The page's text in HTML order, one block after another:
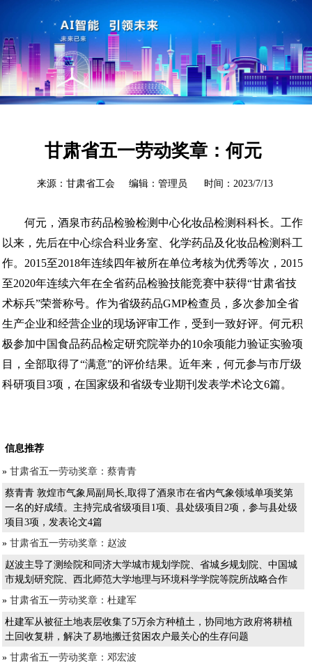
甘肃省五一劳动奖章：何元
来源：甘肃省工会 编辑：管理员 时间：2023/7/13
何元，酒泉市药品检验检测中心化妆品检测科科长。工作
以来，先后在中心综合科业务室、化学药品及化妆品检测科工
作。2015至2018年连续四年被所在单位考核为优秀等次，2015
至2020年连续六年在全省药品检验技能竞赛中获得“甘肃省技
术标兵”荣誉称号。作为省级药品GMP检查员，多次参加全省
生产企业和经营企业的现场评审工作，受到一致好评。何元积
极参加中国食品药品检定研究院举办的10余项能力验证实验项
目，全部取得了“满意”的评价结果。近年来，何元参与市厅级
科研项目3项，在国家级和省级专业期刊发表学术论文6篇。
信息推荐
» 甘肃省五一劳动奖章：蔡青青
蔡青青 敦煌市气象局副局长,取得了酒泉市在省内气象领域单项奖第
一名的好成绩。主持完成省级项目1项、县处级项目2项，参与县处级
项目3项，发表论文4篇
» 甘肃省五一劳动奖章：赵波
赵波主导了测绘院和同济大学城市规划学院、省城乡规划院、中国城
市规划研究院、西北师范大学地理与环境科学学院等院所战略合作
» 甘肃省五一劳动奖章：杜建军
杜建军从被征土地表层收集了5万余方种植土，协同地方政府将耕植
土回收复耕，解决了易地搬迁贫困农户最关心的生存问题
» 甘肃省五一劳动奖章：邓宏波